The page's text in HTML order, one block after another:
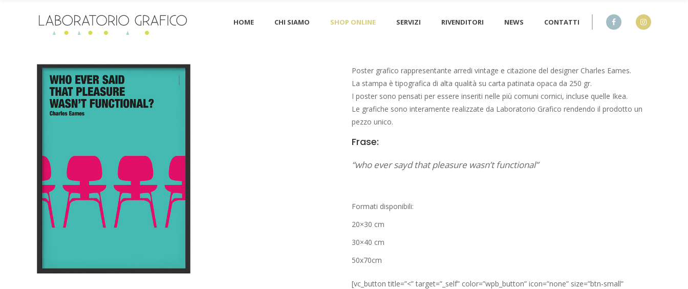
HOME CHI SIAMO SHOP ONLINE SERVIZI RIVENDITORI NEWS CONTATTI
Poster grafico rappresentante arredi vintage e citazione del designer Charles Eames.
La stampa è tipografica di alta qualità su carta patinata opaca da 250 gr.
I poster sono pensati per essere inseriti nelle più comuni cornici, incluse quelle Ikea.
Le grafiche sono interamente realizzate da Laboratorio Grafico rendendo il prodotto un
pezzo unico.
Frase:
“who ever sayd that pleasure wasn’t functional”
Formati disponibili:
20×30 cm
30×40 cm
50x70cm
[vc_button title=”<” target=”_self” color=”wpb_button” icon=”none” size=”btn-small”